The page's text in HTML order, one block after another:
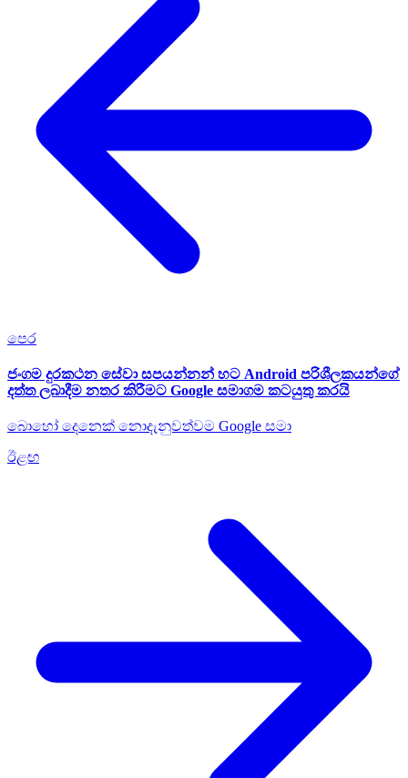
පෙර
ජංගම දුරකථන සේවා සපයන්නන් හට Android පරිශීලකයන්ගේ
දත්ත ලබාදීම නතර කිරීමට Google සමාගම කටයුතු කරයි
බොහෝ දෙනෙක් නොදැනුවත්වම Google සමා
ඊළඟ